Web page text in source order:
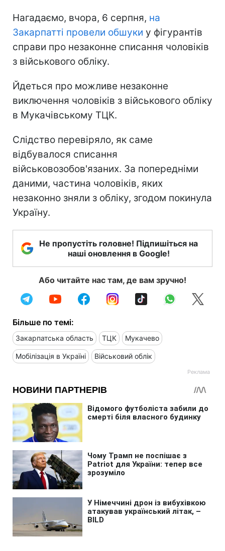
Нагадаємо, вчора, 6 серпня, на
Закарпатті провели обшуки у фігурантів
справи про незаконне списання чоловіків
з військового обліку.
Йдеться про можливе незаконне
виключення чоловіків з військового обліку
в Мукачівському ТЦК.
Слідство перевіряло, як саме
відбувалося списання
військовозобов'язаних. За попередніми
даними, частина чоловіків, яких
незаконно зняли з обліку, згодом покинула
Україну.
Не пропустіть головне! Підпишіться на
наші оновлення в Google!
Або читайте нас там, де вам зручно!
Більше по темі:
Закарпатська область ТЦК Мукачево
Мобілізація в Україні Військовий облік